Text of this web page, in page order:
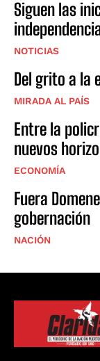
Siguen las
NOTICIAS
Del grito a la
MIRADA AL PAÍS
Entre la
nuevos
ECONOMÍA
Fuera
gobernación
NACIÓN